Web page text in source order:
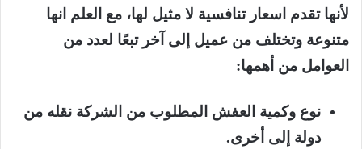
لأنها تقدم اسعار تنافسية لا مثيل لها، مع العلم انها
متنوعة وتختلف من عميل إلى آخر تبعًا لعدد من
العوامل من أهمها:
نوع وكمية العفش المطلوب من الشركة نقله من
دولة إلى أخرى.